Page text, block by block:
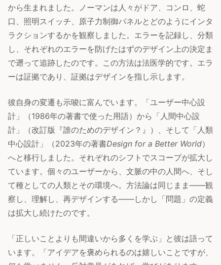
から生まれました。ノーマンは人々がドア、コンロ、蛇
口、照明スイッチ、原子力制御パネルとどのようにインタ
ラクションするかを観察しました。エラーを記録し、分類
し、それぞれのエラーを防げたはずのデザイン上の決定ま
で遡って追跡したのです。この方法は法医学的です。エラ
ーは証拠であり、証拠はデザインを指し示します。
彼自身の変遷も示唆に富んでいます。「ユーザー中心設
計」（1986年の著書で使った用語）から「人間中心設
計」（改訂版『誰のためのデザイン？』）、そして「人類
中心設計」（2023年の著書Design for a Better World）
へと移行しました。それぞれのシフトでスコープが拡大し
ています。個々のユーザーから、文脈の中の人間へ、そし
て種としての人類とその環境へ。方法論は同じまま——観
察し、理解し、再デザインする——しかし「問題」の定義
は拡大し続けたのです。
「正しいことよりも間違いから多くを学ぶ」と彼は語って
います。「アイデアを褒められるのは嬉しいことですが、